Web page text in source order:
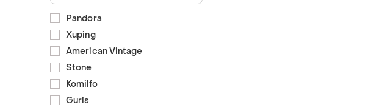
Pandora
Xuping
American Vintage
Stone
Komilfo
Guris